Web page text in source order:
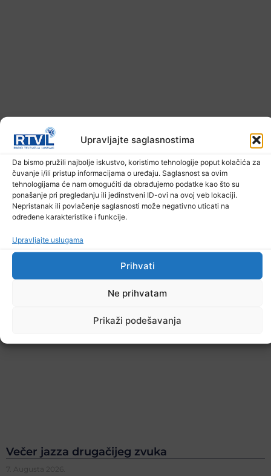
Upravljajte saglasnostima
Da bismo pružili najbolje iskustvo, koristimo tehnologije poput kolačića za
čuvanje i/ili pristup informacijama o uređaju. Saglasnost sa ovim
tehnologijama će nam omogućiti da obrađujemo podatke kao što su
ponašanje pri pregledanju ili jedinstveni ID-ovi na ovoj veb lokaciji.
Nepristanak ili povlačenje saglasnosti može negativno uticati na
određene karakteristike i funkcije.
Upravljajte uslugama
Prihvati
Ne prihvatam
Prikaži podešavanja
U TK povećan broj požara
7. Augusta 2026.
Večer jazza drugačijeg zvuka
7. Augusta 2026.